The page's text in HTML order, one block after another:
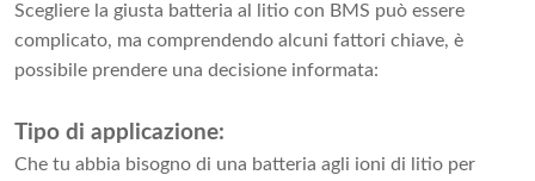
Scegliere la giusta batteria al litio con BMS può essere
complicato, ma comprendendo alcuni fattori chiave, è
possibile prendere una decisione informata:
Tipo di applicazione:
Che tu abbia bisogno di una batteria agli ioni di litio per